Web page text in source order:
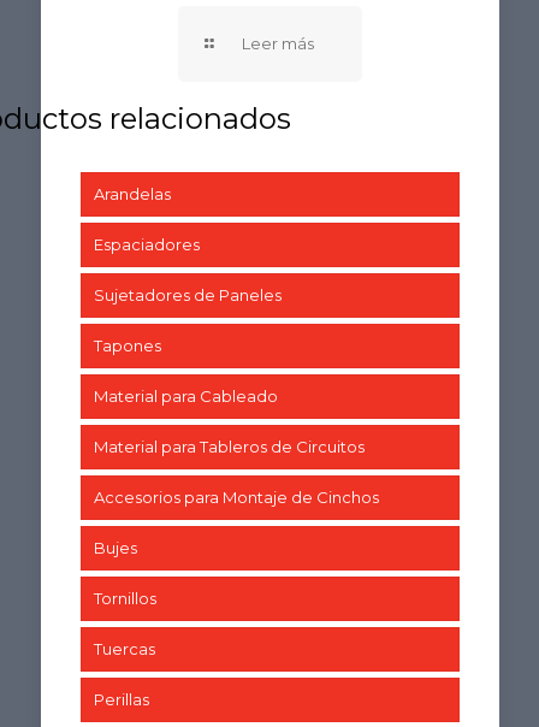
Arandelas
Espaciadores
Sujetadores de Paneles
Tapones
Material para Cableado
Material para Tableros de Circuitos
Accesorios para Montaje de Cinchos
Bujes
Tornillos
Tuercas
Perillas